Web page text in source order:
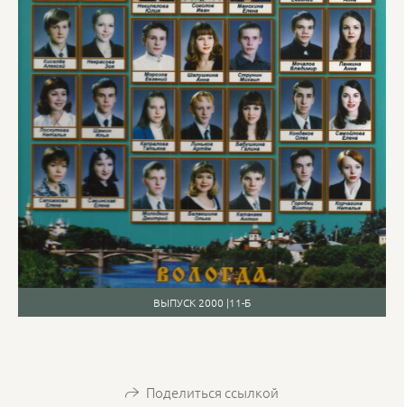
ВЫПУСК 2000 |11-Б
Поделиться ссылкой